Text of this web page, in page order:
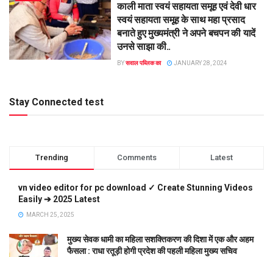
काली माता स्वयं सहायता समूह एवं देवी धार
स्वयं सहायता समूह के साथ महा प्रसाद
बनाते हुए मुख्यमंत्री ने अपने बचपन की यादें
उनसे साझा की..
BYसवाल पब्लिक का JANUARY 28, 2024
Stay Connected test
Trending Comments Latest
vn video editor for pc download ✓ Create Stunning Videos
Easily ➔ 2025 Latest
MARCH 25, 2025
मुख्य सेवक धामी का महिला सशक्तिकरण की दिशा में एक और अहम
फैसला : राधा रतूड़ी होगी प्रदेश की पहली महिला मुख्य सचिव